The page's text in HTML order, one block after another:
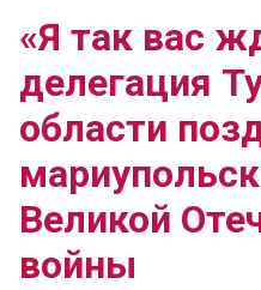
«Я так вас
делегация
области
Великой
войны